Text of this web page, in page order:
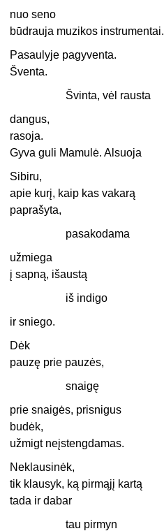
nuo seno
būdrauja muzikos instrumentai.
Pasaulyje pagyventa.
Šventa.
Švinta, vėl rausta
dangus,
rasoja.
Gyva guli Mamulė. Alsuoja
Sibiru,
apie kurį, kaip kas vakarą
paprašyta,
pasakodama
užmiega
į sapną, išaustą
iš indigo
ir sniego.
Dėk
pauzę prie pauzės,
snaigę
prie snaigės, prisnigus
budėk,
užmigt neįstengdamas.
Neklausinėk,
tik klausyk, ką pirmąjį kartą
tada ir dabar
tau pirmyn